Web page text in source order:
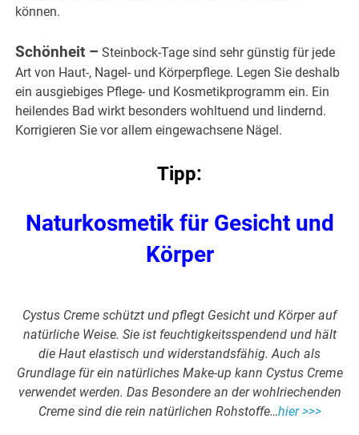
können.
Schönheit – Steinbock-Tage sind sehr günstig für jede
Art von Haut-, Nagel- und Körperpflege. Legen Sie deshalb
ein ausgiebiges Pflege- und Kosmetikprogramm ein. Ein
heilendes Bad wirkt besonders wohltuend und lindernd.
Korrigieren Sie vor allem eingewachsene Nägel.
Tipp:
Naturkosmetik für Gesicht und
Körper
Cystus Creme schützt und pflegt Gesicht und Körper auf
natürliche Weise. Sie ist feuchtigkeitsspendend und hält
die Haut elastisch und widerstandsfähig. Auch als
Grundlage für ein natürliches Make-up kann Cystus Creme
verwendet werden. Das Besondere an der wohlriechenden
Creme sind die rein natürlichen Rohstoffe…hier >>>